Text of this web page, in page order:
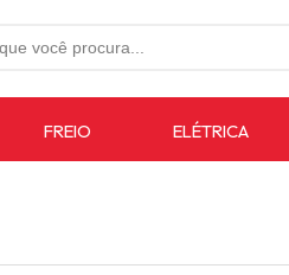
FREIO ELÉTRICA